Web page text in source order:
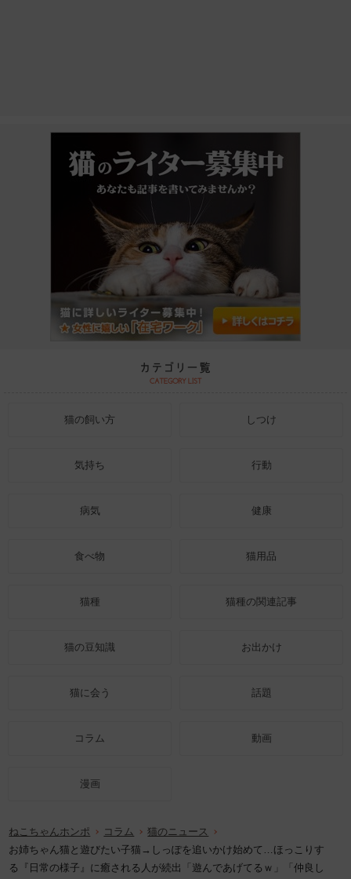
猫の飼い方 しつけ
気持ち 行動
病気 健康
食べ物 猫用品
猫種 猫種の関連記事
猫の豆知識 お出かけ
猫に会う 話題
コラム 動画
漫画
ねこちゃんホンポ コラム
猫のニュース
お姉ちゃん猫と遊びたい子猫→しっぽを追いかけ始めて…ほっこりす
る『日常の様子』に癒される人が続出「遊んであげてるｗ」「仲良し